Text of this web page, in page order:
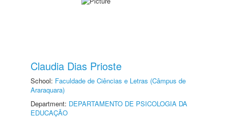
Claudia Dias Prioste
School: Faculdade de Ciências e Letras (Câmpus de
Araraquara)
Department: DEPARTAMENTO DE PSICOLOGIA DA
EDUCAÇÃO